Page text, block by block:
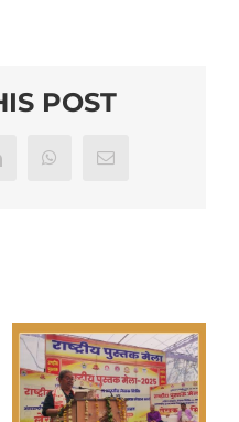
POST
WhatsAppEmail